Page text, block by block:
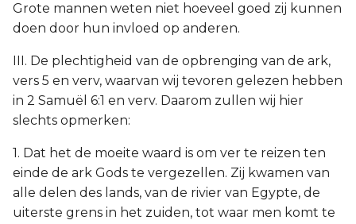
Grote mannen weten niet hoeveel goed zij kunnen
doen door hun invloed op anderen.
III. De plechtigheid van de opbrenging van de ark,
vers 5 en verv, waarvan wij tevoren gelezen hebben
in 2 Samuël 6:1 en verv. Daarom zullen wij hier
slechts opmerken:
1. Dat het de moeite waard is om ver te reizen ten
einde de ark Gods te vergezellen. Zij kwamen van
alle delen des lands, van de rivier van Egypte, de
uiterste grens in het zuiden, tot waar men komt te